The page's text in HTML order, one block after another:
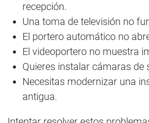
recepción.
Una toma de televisión no
El portero automático no
El videoportero no muestra
Quieres instalar cámaras de
Necesitas modernizar una
antigua.